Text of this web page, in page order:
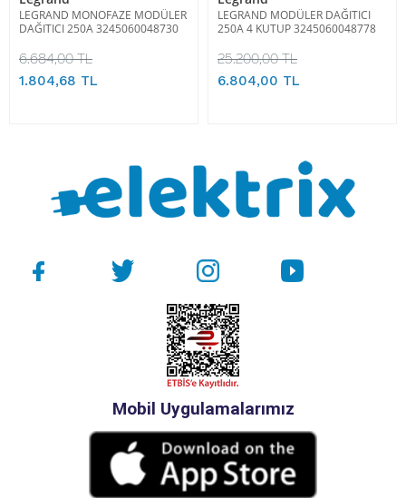
LEGRAND MONOFAZE MODÜLER
DAĞITICI 250A 3245060048730
6.684,00 TL
1.804,68 TL
LEGRAND MODÜLER DAĞITICI
250A 4 KUTUP 3245060048778
25.200,00 TL
6.804,00 TL
Mobil Uygulamalarımız